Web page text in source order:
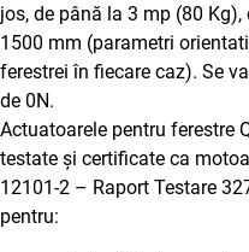
jos, de până la 3 mp (80
1500 mm (parametri
ferestrei în fiecare caz). Se
de 0N.
Actuatoarele pentru ferestre
testate și certificate ca
12101-2 – Raport Testare
pentru: